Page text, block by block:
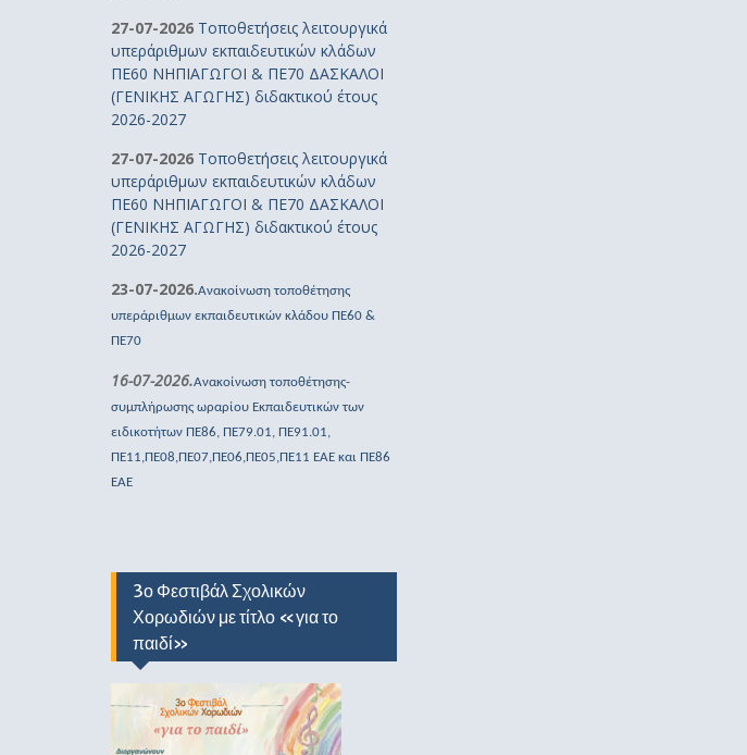
27-07-2026 Τοποθετήσεις λειτουργικά
υπεράριθμων εκπαιδευτικών κλάδων
ΠΕ60 ΝΗΠΙΑΓΩΓΟΙ & ΠΕ70 ΔΑΣΚΑΛΟΙ
(ΓΕΝΙΚΗΣ ΑΓΩΓΗΣ) διδακτικού έτους
2026-2027
27-07-2026 Τοποθετήσεις λειτουργικά
υπεράριθμων εκπαιδευτικών κλάδων
ΠΕ60 ΝΗΠΙΑΓΩΓΟΙ & ΠΕ70 ΔΑΣΚΑΛΟΙ
(ΓΕΝΙΚΗΣ ΑΓΩΓΗΣ) διδακτικού έτους
2026-2027
23-07-2026.Ανακοίνωση τοποθέτησης
υπεράριθμων εκπαιδευτικών κλάδου ΠΕ60 &
ΠΕ70
16-07-2026.Ανακοίνωση τοποθέτησης-
συμπλήρωσης ωραρίου Εκπαιδευτικών των
ειδικοτήτων ΠΕ86, ΠΕ79.01, ΠΕ91.01,
ΠΕ11,ΠΕ08,ΠΕ07,ΠΕ06,ΠΕ05,ΠΕ11 ΕΑΕ και ΠΕ86
ΕΑΕ
3ο Φεστιβάλ Σχολικών
Χορωδιών με τίτλο «για το
παιδί»